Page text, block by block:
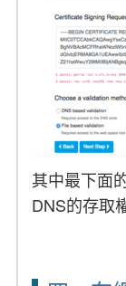
其中最下面
DNS的存取